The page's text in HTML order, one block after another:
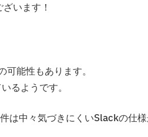
います！
能性もあります。
るようです。
は中々気づきにくいSlackの仕